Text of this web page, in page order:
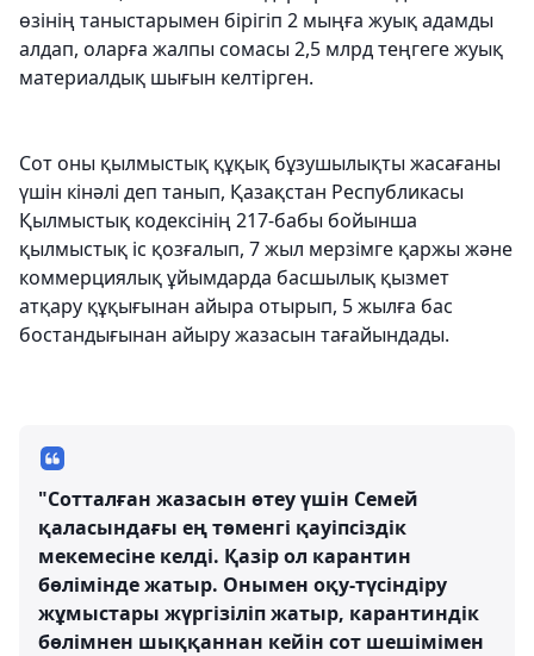
өзінің таныстарымен бірігіп 2 мыңға жуық адамды
алдап, оларға жалпы сомасы 2,5 млрд теңгеге жуық
материалдық шығын келтірген.
Сот оны қылмыстық құқық бұзушылықты жасағаны
үшін кінәлі деп танып, Қазақстан Республикасы
Қылмыстық кодексінің 217-бабы бойынша
қылмыстық іс қозғалып, 7 жыл мерзімге қаржы және
коммерциялық ұйымдарда басшылық қызмет
атқару құқығынан айыра отырып, 5 жылға бас
бостандығынан айыру жазасын тағайындады.
"Сотталған жазасын өтеу үшін Семей
қаласындағы ең төменгі қауіпсіздік
мекемесіне келді. Қазір ол карантин
бөлімінде жатыр. Онымен оқу-түсіндіру
жұмыстары жүргізіліп жатыр, карантиндік
бөлімнен шыққаннан кейін сот шешімімен